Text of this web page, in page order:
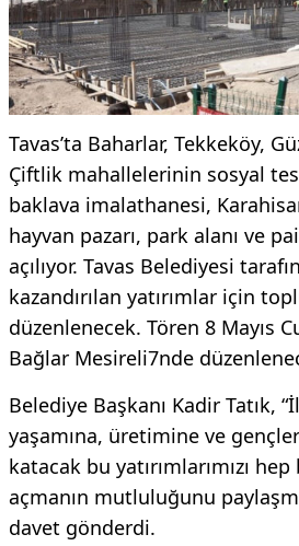
Tavas’ta Baharlar, Tekkeköy,
Çiftlik mahallelerinin sosyal
baklava imalathanesi,
hayvan pazarı, park alanı ve
açılıyor. Tavas Belediyesi
kazandırılan yatırımlar için
düzenlenecek. Tören 8 Mayıs
Bağlar Mesireli7nde
Belediye Başkanı Kadir Tatık,
yaşamına, üretimine ve
katacak bu yatırımlarımızı
açmanın mutluluğunu
davet gönderdi.